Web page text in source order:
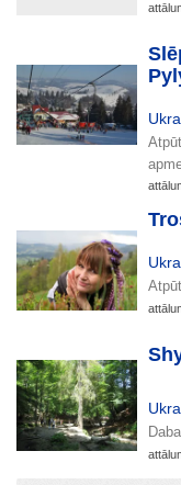
Daba